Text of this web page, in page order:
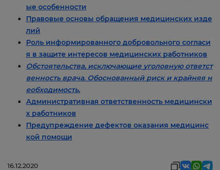
ые особенности
Правовые основы обращения медицинских изде
лий
Роль информированного добровольного согласи
я в защите интересов медицинских работников
Обстоятельства, исключающие уголовную ответст
венность врача. Обоснованный риск и крайняя н
еобходимость.
Административная ответственность медицински
х работников
Предупреждение дефектов оказания медицинс
кой помощи
16.12.2020